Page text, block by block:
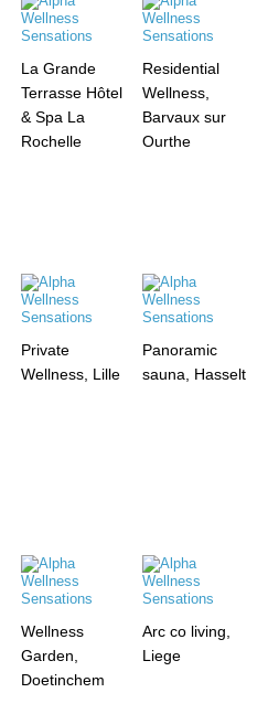
La Grande
Terrasse Hôtel
& Spa La
Rochelle
Residential
Wellness,
Barvaux sur
Ourthe
Private
Wellness, Lille
Panoramic
sauna, Hasselt
Wellness
Garden,
Doetinchem
Arc co living,
Liege